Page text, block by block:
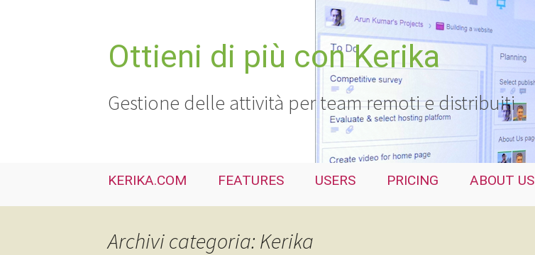
Ottieni di più con Kerika
Gestione delle attività per team remoti e distribuiti
KERIKA.COM FEATURES USERS PRICING ABOUT US
Archivi categoria: Kerika